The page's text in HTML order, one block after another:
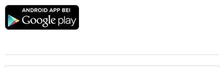
Google